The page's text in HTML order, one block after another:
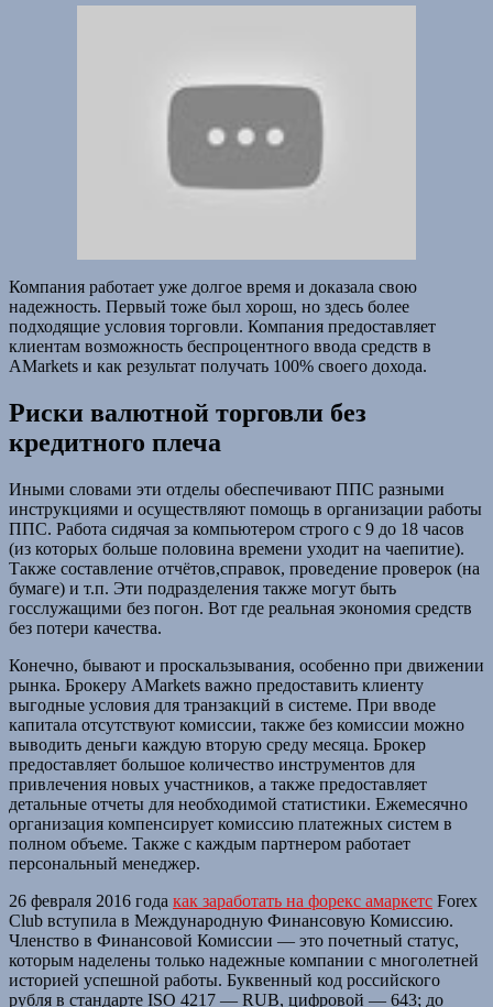
Компания работает уже долгое время и доказала свою
надежность. Первый тоже был хорош, но здесь более
подходящие условия торговли. Компания предоставляет
клиентам возможность беспроцентного ввода средств в
AMarkets и как результат получать 100% своего дохода.
Риски валютной торговли без
кредитного плеча
Иными словами эти отделы обеспечивают ППС разными
инструкциями и осуществляют помощь в организации работы
ППС. Работа сидячая за компьютером строго с 9 до 18 часов
(из которых больше половина времени уходит на чаепитие).
Также составление отчётов,справок, проведение проверок (на
бумаге) и т.п. Эти подразделения также могут быть
госслужащими без погон. Вот где реальная экономия средств
без потери качества.
Конечно, бывают и проскальзывания, особенно при движении
рынка. Брокеру AMarkets важно предоставить клиенту
выгодные условия для транзакций в системе. При вводе
капитала отсутствуют комиссии, также без комиссии можно
выводить деньги каждую вторую среду месяца. Брокер
предоставляет большое количество инструментов для
привлечения новых участников, а также предоставляет
детальные отчеты для необходимой статистики. Ежемесячно
организация компенсирует комиссию платежных систем в
полном объеме. Также с каждым партнером работает
персональный менеджер.
26 февраля 2016 года как заработать на форекс амаркетс Forex
Club вступила в Международную Финансовую Комиссию.
Членство в Финансовой Комиссии — это почетный статус,
которым наделены только надежные компании с многолетней
историей успешной работы. Буквенный код российского
рубля в стандарте ISO 4217 — RUB, цифровой — 643; до